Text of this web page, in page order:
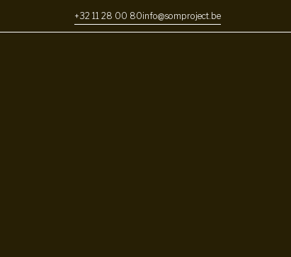
+32 11 28 00 80info@somproject.be